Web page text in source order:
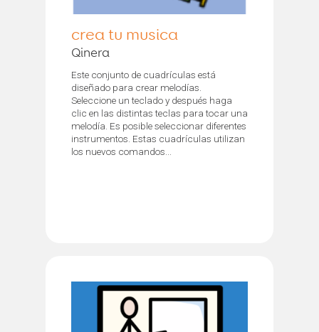
crea tu musica
Qinera
Este conjunto de cuadrículas está
diseñado para crear melodías.
Seleccione un teclado y después haga
clic en las distintas teclas para tocar una
melodía. Es posible seleccionar diferentes
instrumentos. Estas cuadrículas utilizan
los nuevos comandos...